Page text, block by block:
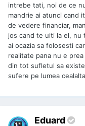
intrebe tati, noi de ce
mandrie ai atunci cand
de vedere financiar,
jos cand te uiti la el, nu
ai ocazia sa folosesti
realitate pana nu e
din tot sufletul sa
sufere pe lumea
Eduard